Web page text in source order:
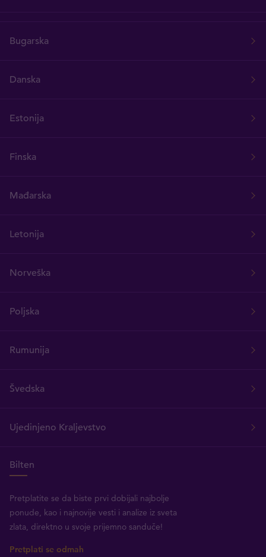
Bugarska
Danska
Estonija
Finska
Mađarska
Letonija
Norveška
Poljska
Rumunija
Švedska
Ujedinjeno Kraljevstvo
Bilten
Pretplatite se da biste prvi dobijali najbolje
ponude, kao i najnovije vesti i analize iz sveta
zlata, direktno u svoje prijemno sanduče!
Pretplati se odmah